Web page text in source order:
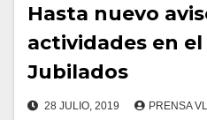
Hasta nuevo
actividades en
Jubilados
28 JULIO, 2019 PRENSA